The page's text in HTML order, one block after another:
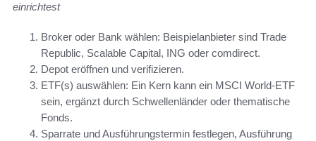
einrichtest
Broker oder Bank wählen: Beispielanbieter sind Trade
Republic, Scalable Capital, ING oder comdirect.
Depot eröffnen und verifizieren.
ETF(s) auswählen: Ein Kern kann ein MSCI World-ETF
sein, ergänzt durch Schwellenländer oder thematische
Fonds.
Sparrate und Ausführungstermin festlegen, Ausführung